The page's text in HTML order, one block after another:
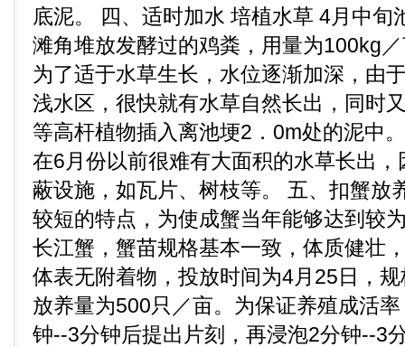
底泥。 四、适时加水 培植水草 4月中旬
滩角堆放发酵过的鸡粪，用量为100kg
为了适于水草生长，水位逐渐加深，由
浅水区，很快就有水草自然长出，同时
等高杆植物插入离池埂2．0m处的泥中
在6月份以前很难有大面积的水草长出
蔽设施，如瓦片、树枝等。 五、扣蟹放
较短的特点，为使成蟹当年能够达到较
长江蟹，蟹苗规格基本一致，体质健壮
体表无附着物，投放时间为4月25日，
放养量为500只／亩。为保证养殖成活
钟--3分钟后提出片刻，再浸泡2分钟--3